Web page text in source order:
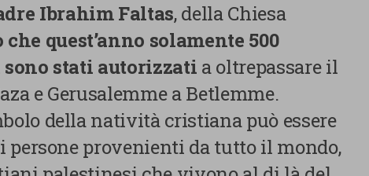
Centro preferenze sulla privacy
Utilizziamo cookie tecnici, indispensabili per permettere
fruizione del sito nonché, previo consenso dell’utente,
Ibrahim Faltas, della Chiesa
quest’anno solamente 500
stati autorizzati a oltrepassare il
e Gerusalemme a Betlemme.
della natività cristiana può essere
provenienti da tutto il mondo,